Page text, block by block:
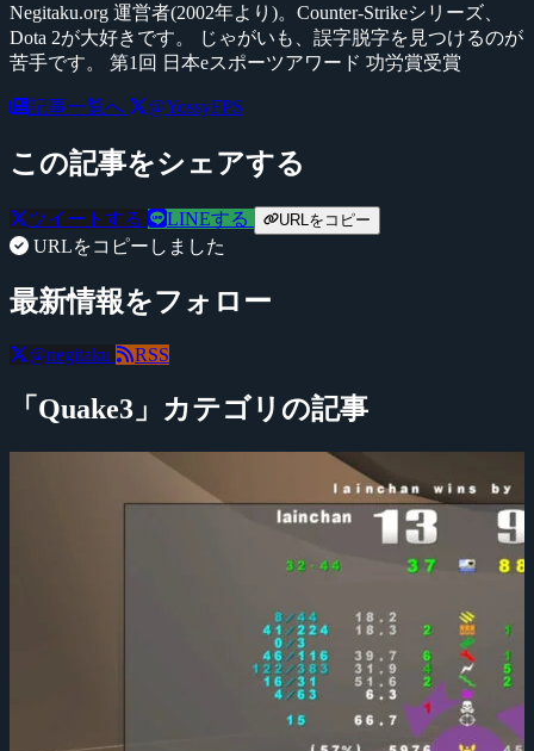
Negitaku.org 運営者(2002年より)。Counter-Strikeシリーズ、
Dota 2が大好きです。 じゃがいも、誤字脱字を見つけるのが
苦手です。 第1回 日本eスポーツアワード 功労賞受賞
記事一覧へ @YossyFPS
この記事をシェアする
ツイートする LINEする URLをコピー
URLをコピーしました
最新情報をフォロー
@negitaku RSS
「Quake3」カテゴリの記事